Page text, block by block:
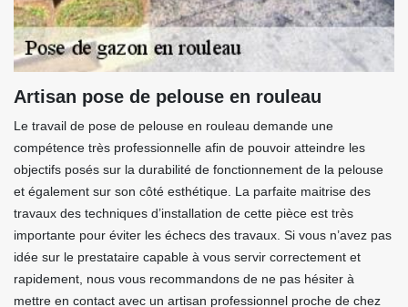
Artisan pose de pelouse en rouleau
Le travail de pose de pelouse en rouleau demande une
compétence très professionnelle afin de pouvoir atteindre les
objectifs posés sur la durabilité de fonctionnement de la pelouse
et également sur son côté esthétique. La parfaite maitrise des
travaux des techniques d’installation de cette pièce est très
importante pour éviter les échecs des travaux. Si vous n’avez pas
idée sur le prestataire capable à vous servir correctement et
rapidement, nous vous recommandons de ne pas hésiter à
mettre en contact avec un artisan professionnel proche de chez